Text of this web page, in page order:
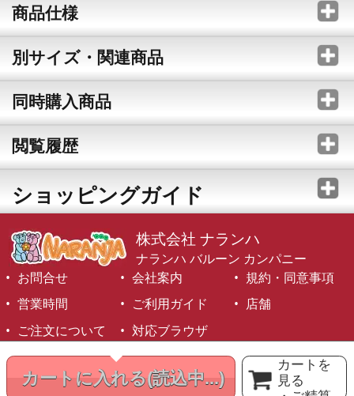
カートに入れる(読込中...)
カートを
見る
商品仕様
別サイズ・関連商品
同時購入商品
閲覧履歴
ショッピングガイド
株式会社 ナランハ
ナランハ バルーン カンパニー
お問合せ
会社案内
規約・同意事項
営業時間
ご利用ガイド
店舗
ご注文について
対応ブラウザ
©1999-2026 NARANJA Inc. All Rights Reserved.